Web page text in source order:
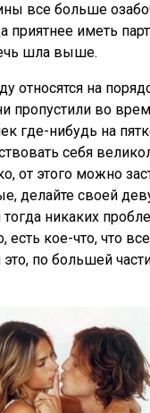
все больше
иметь
шла выше.
на
пропустили во
где-нибудь на
себя
от этого можно
делайте своей
никаких
есть кое-что, что
это, по большей